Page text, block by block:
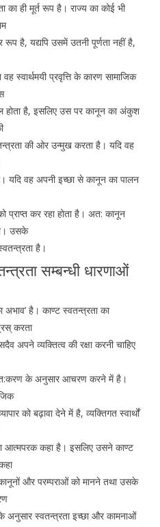
का ही मूर्त रूप है। राज्य का कोई भी
रूप है, यद्यपि उसमें उतनी पूर्णता नहीं है,
स्वार्थमयी प्रवृत्ति के कारण सामाजिक
होता है, इसलिए उस पर कानून का अंकुश
की ओर उन्मुख करता है। यदि वह
यदि वह अपनी इच्छा से कानून का पालन
प्राप्त कर रहा होता है। अत: कानून
उसके
है।
सम्बन्धी धारणाओं
अभाव’ है। काण्ट स्वतन्त्रता का
करता
अपने व्यक्तित्व की रक्षा करनी चाहिए
के अनुसार आचरण करने में है।
को बढ़ावा देने में है, व्यक्तिगत स्वार्थों
आत्मपरक कहा है। इसलिए उसने काण्ट
और परम्पराओं को मानने तथा उसके
स्वतन्त्रता इच्छा और कामनाओं